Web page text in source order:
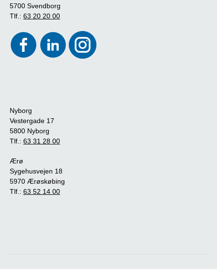
5700 Svendborg
Tlf.: 63 20 20 00
Nyborg
Vestergade 17
5800 Nyborg
Tlf.: 63 31 28 00
Ærø
Sygehusvejen 18
5970 Ærøskøbing
Tlf.: 63 52 14 00